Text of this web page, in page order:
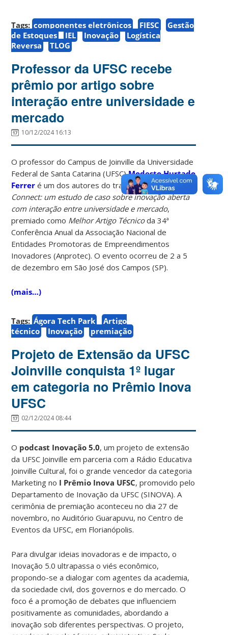
Tags: componentes eletrônicos FIESC
Gestão
de Estoques
IEL Inovação
Logística
Reversa
TLOG
Professor da UFSC recebe
prêmio por artigo sobre
interação entre universidade e
mercado
10/12/2024 16:13
O professor do Campus de Joinville da Universidade
Federal de Santa Catarina (UFSC)Modesto Hurtado
Ferrer é um dos autores do trabalhoÁgora
Connect: um estudo de caso sobre inovação aberta
com interação entre universidade e mercado,
premiado como Melhor Artigo Técnicoda 34ª
Conferência Anual da Associação Nacional de
Entidades Promotoras de Empreendimentos
Inovadores (Anprotec). O evento ocorreu de 2 a 5
de dezembro em São José dos Campos (SP).
(mais…)
Tags: Ágora Tech Park
Artigo
técnico
Inovação premiação
Projeto de Extensão da UFSC
Joinville conquista 1º lugar
em categoria no Prêmio Inova
UFSC
02/12/2024 08:44
O podcast Inovação 5.0, um projeto de extensão
da UFSC Joinville em parceria com a Rádio Educativa
Joinville Cultural, foi o grande vencedor da categoria
Marketing no I Prêmio Inova UFSC, promovido pelo
Departamento de Inovação da UFSC (SINOVA). A
cerimônia de premiação aconteceu no dia 27 de
novembro, no Auditório Guarapuvu, no Centro de
Eventos da UFSC, em Florianópolis.
Para divulgar ideias inovadoras e de impacto, o
Inovação 5.0 ultrapassa o viés econômico,
propondo-se a dialogar com agentes da academia,
da sociedade civil, dos governos e do mercado. O
foco é a promoção de debates que influenciem
positivamente as comunidades, abordando a
inovação sob diferentes perspectivas. O projeto,